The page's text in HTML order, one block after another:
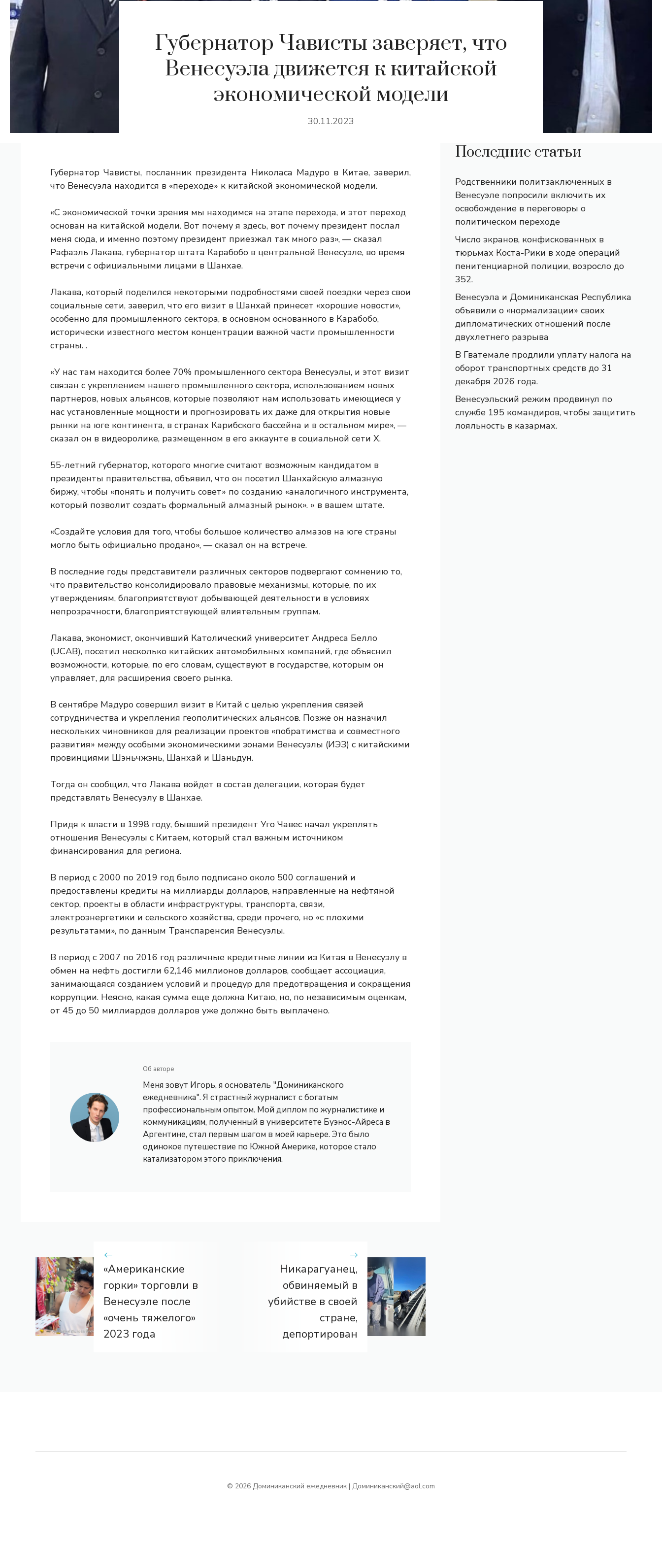
Губернатор Чависты заверяет, что
Венесуэла движется к китайской
экономической модели
30.11.2023
Губернатор Чависты, посланник президента Николаса Мадуро в Китае, заверил,
что Венесуэла находится в «переходе» к китайской экономической модели.
«С экономической точки зрения мы находимся на этапе перехода, и этот переход
основан на китайской модели. Вот почему я здесь, вот почему президент послал
меня сюда, и именно поэтому президент приезжал так много раз», — сказал
Рафаэль Лакава, губернатор штата Карабобо в центральной Венесуэле, во время
встречи с официальными лицами в Шанхае.
Лакава, который поделился некоторыми подробностями своей поездки через свои
социальные сети, заверил, что его визит в Шанхай принесет «хорошие новости»,
особенно для промышленного сектора, в основном основанного в Карабобо,
исторически известного местом концентрации важной части промышленности
страны. .
«У нас там находится более 70% промышленного сектора Венесуэлы, и этот визит
связан с укреплением нашего промышленного сектора, использованием новых
партнеров, новых альянсов, которые позволяют нам использовать имеющиеся у
нас установленные мощности и прогнозировать их даже для открытия новые
рынки на юге континента, в странах Карибского бассейна и в остальном мире», —
сказал он в видеоролике, размещенном в его аккаунте в социальной сети X.
55-летний губернатор, которого многие считают возможным кандидатом в
президенты правительства, объявил, что он посетил Шанхайскую алмазную
биржу, чтобы «понять и получить совет» по созданию «аналогичного инструмента,
который позволит создать формальный алмазный рынок». » в вашем штате.
«Создайте условия для того, чтобы большое количество алмазов на юге страны
могло быть официально продано», — сказал он на встрече.
В последние годы представители различных секторов подвергают сомнению то,
что правительство консолидировало правовые механизмы, которые, по их
утверждениям, благоприятствуют добывающей деятельности в условиях
непрозрачности, благоприятствующей влиятельным группам.
Лакава, экономист, окончивший Католический университет Андреса Белло
(UCAB), посетил несколько китайских автомобильных компаний, где объяснил
возможности, которые, по его словам, существуют в государстве, которым он
управляет, для расширения своего рынка.
В сентябре Мадуро совершил визит в Китай с целью укрепления связей
сотрудничества и укрепления геополитических альянсов. Позже он назначил
нескольких чиновников для реализации проектов «побратимства и совместного
развития» между особыми экономическими зонами Венесуэлы (ИЭЗ) с китайскими
провинциями Шэньчжэнь, Шанхай и Шаньдун.
Тогда он сообщил, что Лакава войдет в состав делегации, которая будет
представлять Венесуэлу в Шанхае.
Придя к власти в 1998 году, бывший президент Уго Чавес начал укреплять
отношения Венесуэлы с Китаем, который стал важным источником
финансирования для региона.
В период с 2000 по 2019 год было подписано около 500 соглашений и
предоставлены кредиты на миллиарды долларов, направленные на нефтяной
сектор, проекты в области инфраструктуры, транспорта, связи,
электроэнергетики и сельского хозяйства, среди прочего, но «с плохими
результатами», по данным Транспаренсия Венесуэлы.
В период с 2007 по 2016 год различные кредитные линии из Китая в Венесуэлу в
обмен на нефть достигли 62,146 миллионов долларов, сообщает ассоциация,
занимающаяся созданием условий и процедур для предотвращения и сокращения
коррупции. Неясно, какая сумма еще должна Китаю, но, по независимым оценкам,
от 45 до 50 миллиардов долларов уже должно быть выплачено.
Об авторе
Меня зовут Игорь, я основатель "Доминиканского
ежедневника". Я страстный журналист с богатым
профессиональным опытом. Мой диплом по журналистике и
коммуникациям, полученный в университете Буэнос-Айреса в
Аргентине, стал первым шагом в моей карьере. Это было
одинокое путешествие по Южной Америке, которое стало
катализатором этого приключения.
«Американские
горки» торговли в
Венесуэле после
«очень тяжелого»
2023 года
Никарагуанец,
обвиняемый в
убийстве в своей
стране,
депортирован
Последние статьи
Родственники политзаключенных в
Венесуэле попросили включить их
освобождение в переговоры о
политическом переходе
Число экранов, конфискованных в
тюрьмах Коста-Рики в ходе операций
пенитенциарной полиции, возросло до
352.
Венесуэла и Доминиканская Республика
объявили о «нормализации» своих
дипломатических отношений после
двухлетнего разрыва
В Гватемале продлили уплату налога на
оборот транспортных средств до 31
декабря 2026 года.
Венесуэльский режим продвинул по
службе 195 командиров, чтобы защитить
лояльность в казармах.
© 2026 Доминиканский ежедневник | Доминиканский@aol.com